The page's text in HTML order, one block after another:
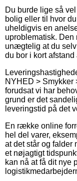
Du burde lige så
bolig eller til hvor
uheldigvis en
uproblematisk.
unægtelig at du
du bor i kort
NYHED >
forudsat vi har
grund er det
leveringstid på det
En række online
hel del varer,
at det står og falder
et nøjagtigt
kan nå at få dit nye